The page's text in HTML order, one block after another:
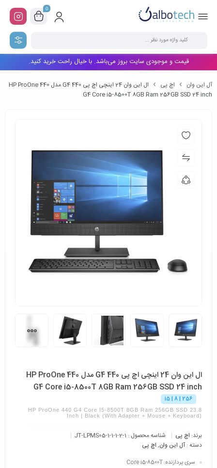
0
قیمت و موجودی سایت بروز می‌باشد. با خیال راحت خرید کنید.
آل این وان اچ پی
ال این وان 24 اینچی اچ پی 440 G4 مدل HP ProOne 440
G4 Core i5-8500T 8GB Ram 256GB SSD 24 inch
ال این وان 24 اینچی اچ پی 440 G4 مدل HP ProOne 440
G4 Core i5-8500T 8GB Ram 256GB SSD 24 inch
i5 | 8 | 256
HP ProOne 440 G4 Core I5-8500T 8GB Ram 256GB SSD 23.8
Inch | Black (with Adapter + Mouse + Keyboard)
برند: اچ پی شناسه محصول : JT-LPMS05-1-1-1-2-1
دسته : آل این وان, اچ پی
سری پردازنده: Core i5-8500T